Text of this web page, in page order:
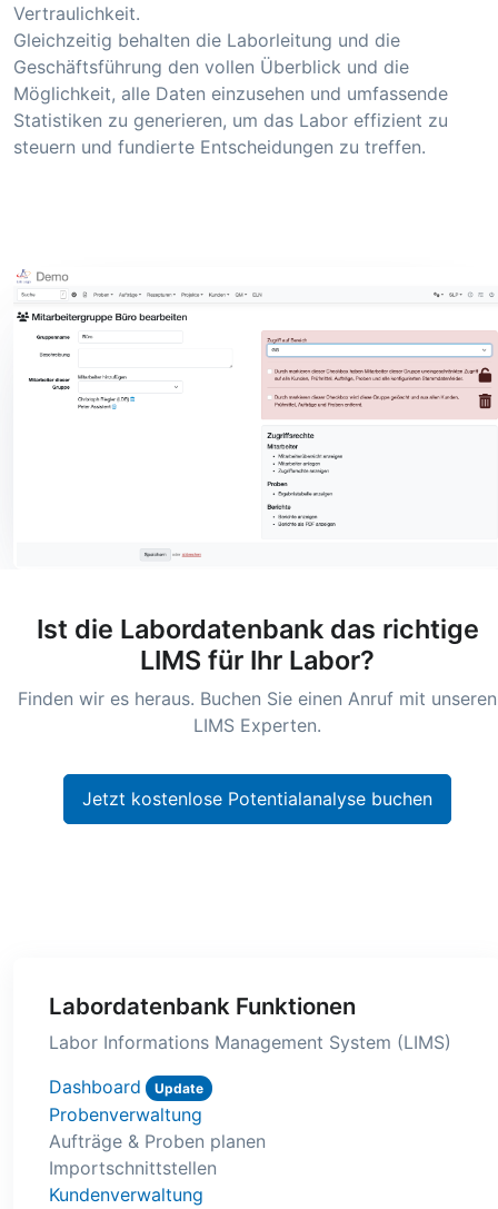
Vertraulichkeit.
Gleichzeitig behalten die Laborleitung und die
Geschäftsführung den vollen Überblick und die
Möglichkeit, alle Daten einzusehen und umfassende
Statistiken zu generieren, um das Labor effizient zu
steuern und fundierte Entscheidungen zu treffen.
Ist die Labordatenbank das richtige
LIMS für Ihr Labor?
Finden wir es heraus. Buchen Sie einen Anruf mit unseren
LIMS Experten.
Jetzt kostenlose Potentialanalyse buchen
Labordatenbank Funktionen
Labor Informations Management System (LIMS)
Dashboard
Update
Probenverwaltung
Aufträge & Proben planen
Importschnittstellen
Kundenverwaltung